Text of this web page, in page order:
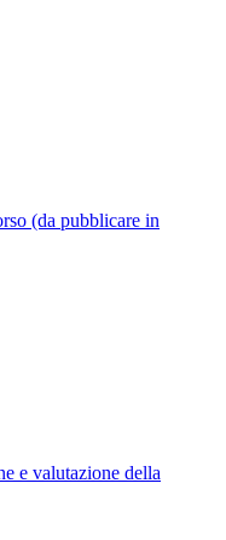
(da pubblicare in
e valutazione della